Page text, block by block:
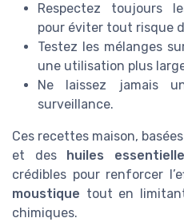
Respectez toujours
pour éviter tout risque
Testez les mélanges
une utilisation plus
Ne laissez jamais
surveillance.
Ces recettes maison,
et des
huiles
crédibles pour renforcer
moustique tout en
chimiques.